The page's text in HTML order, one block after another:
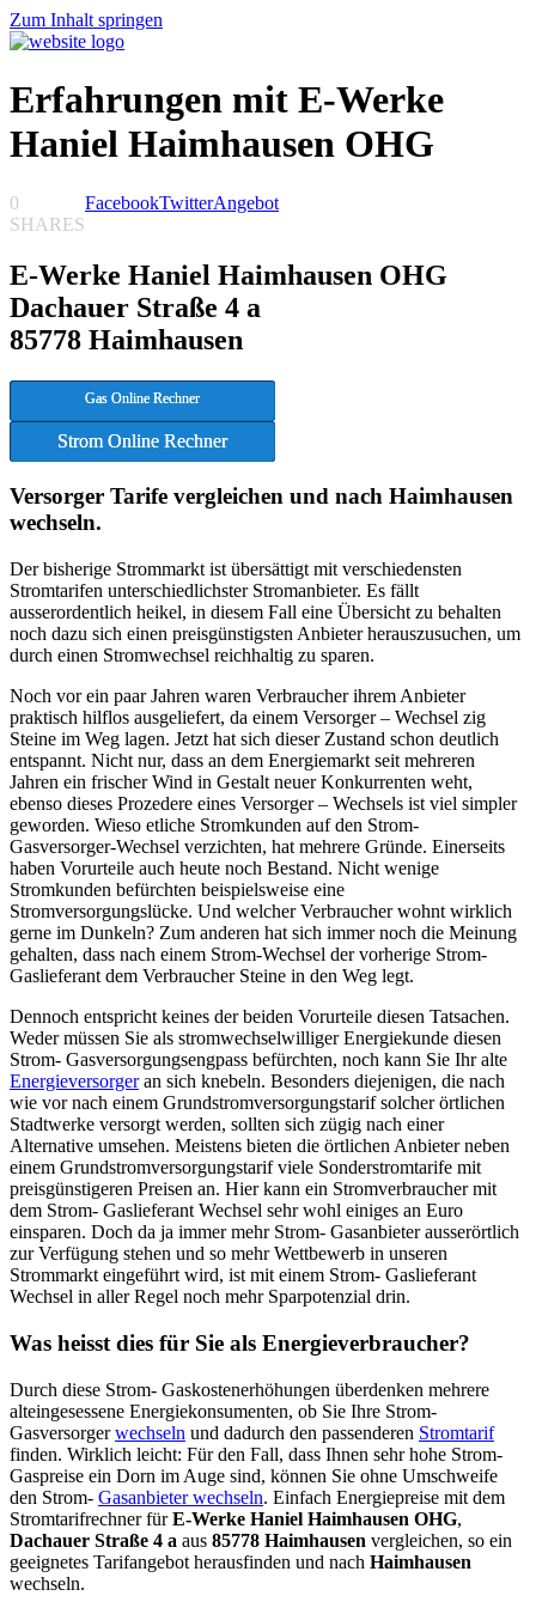
Zum Inhalt springen
Erfahrungen mit E-Werke
Haniel Haimhausen OHG
0
SHARES
FacebookTwitterAngebot
E-Werke Haniel Haimhausen OHG
Dachauer Straße 4 a
85778 Haimhausen
Gas Online Rechner
Strom Online Rechner
Versorger Tarife vergleichen und nach Haimhausen
wechseln.
Der bisherige Strommarkt ist übersättigt mit verschiedensten
Stromtarifen unterschiedlichster Stromanbieter. Es fällt
ausserordentlich heikel, in diesem Fall eine Übersicht zu behalten
noch dazu sich einen preisgünstigsten Anbieter herauszusuchen, um
durch einen Stromwechsel reichhaltig zu sparen.
Noch vor ein paar Jahren waren Verbraucher ihrem Anbieter
praktisch hilflos ausgeliefert, da einem Versorger – Wechsel zig
Steine im Weg lagen. Jetzt hat sich dieser Zustand schon deutlich
entspannt. Nicht nur, dass an dem Energiemarkt seit mehreren
Jahren ein frischer Wind in Gestalt neuer Konkurrenten weht,
ebenso dieses Prozedere eines Versorger – Wechsels ist viel simpler
geworden. Wieso etliche Stromkunden auf den Strom-
Gasversorger-Wechsel verzichten, hat mehrere Gründe. Einerseits
haben Vorurteile auch heute noch Bestand. Nicht wenige
Stromkunden befürchten beispielsweise eine
Stromversorgungslücke. Und welcher Verbraucher wohnt wirklich
gerne im Dunkeln? Zum anderen hat sich immer noch die Meinung
gehalten, dass nach einem Strom-Wechsel der vorherige Strom-
Gaslieferant dem Verbraucher Steine in den Weg legt.
Dennoch entspricht keines der beiden Vorurteile diesen Tatsachen.
Weder müssen Sie als stromwechselwilliger Energiekunde diesen
Strom- Gasversorgungsengpass befürchten, noch kann Sie Ihr alte
Energieversorgeran sich knebeln. Besonders diejenigen, die nach
wie vor nach einem Grundstromversorgungstarif solcher örtlichen
Stadtwerke versorgt werden, sollten sich zügig nach einer
Alternative umsehen. Meistens bieten die örtlichen Anbieter neben
einem Grundstromversorgungstarif viele Sonderstromtarife mit
preisgünstigeren Preisen an. Hier kann ein Stromverbraucher mit
dem Strom- Gaslieferant Wechsel sehr wohl einiges an Euro
einsparen. Doch da ja immer mehr Strom- Gasanbieter ausserörtlich
zur Verfügung stehen und so mehr Wettbewerb in unseren
Strommarkt eingeführt wird, ist mit einem Strom- Gaslieferant
Wechsel in aller Regel noch mehr Sparpotenzial drin.
Was heisst dies für Sie als Energieverbraucher?
Durch diese Strom- Gaskostenerhöhungen überdenken mehrere
alteingesessene Energiekonsumenten, ob Sie Ihre Strom-
Gasversorgerwechseln und dadurch den passenderen Stromtarif
finden. Wirklich leicht: Für den Fall, dass Ihnen sehr hohe Strom-
Gaspreise ein Dorn im Auge sind, können Sie ohne Umschweife
den Strom- Gasanbieter wechseln. Einfach Energiepreise mit dem
Stromtarifrechner fürE-Werke Haniel Haimhausen OHG,
Dachauer Straße 4 a aus 85778 Haimhausen vergleichen, so ein
geeignetes Tarifangebot herausfinden und nach Haimhausen
wechseln.